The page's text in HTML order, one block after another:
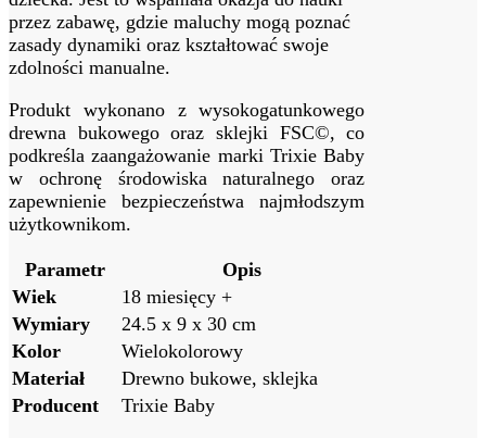
przez zabawę, gdzie maluchy mogą ⁤poznać
zasady dynamiki oraz kształtować swoje ​
zdolności manualne.
Produkt wykonano ⁣z wysokogatunkowego
drewna bukowego oraz sklejki FSC©, co
podkreśla zaangażowanie marki Trixie ​Baby
w ochronę środowiska‌ naturalnego oraz
zapewnienie ⁤bezpieczeństwa najmłodszym
użytkownikom.
Parametr
Opis
Wiek
18‌ miesięcy +
Wymiary
24.5 x 9 x 30 cm
Kolor
Wielokolorowy
Materiał
Drewno bukowe, sklejka
Producent
Trixie Baby